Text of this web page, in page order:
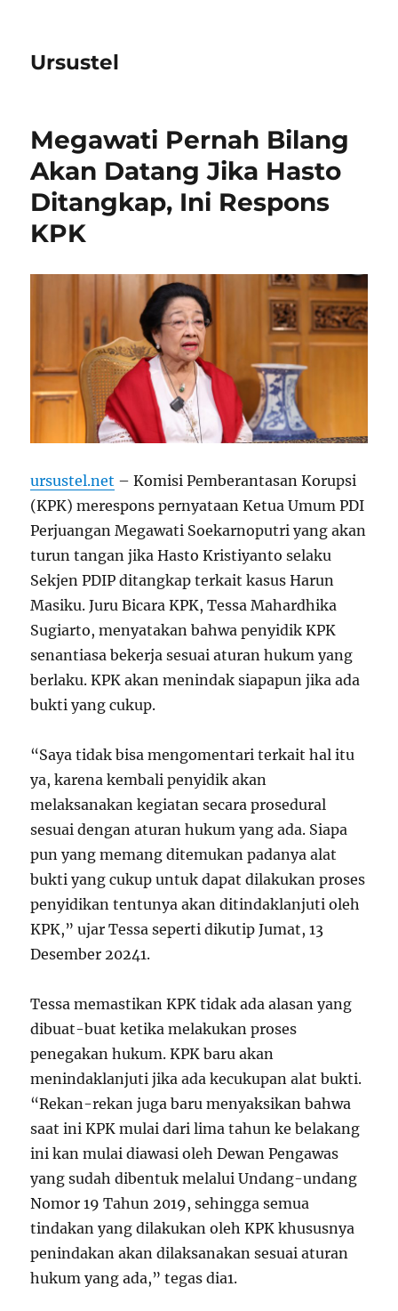
Ursustel
Megawati Pernah Bilang
Akan Datang Jika Hasto
Ditangkap, Ini Respons
KPK
ursustel.net – Komisi Pemberantasan Korupsi
(KPK) merespons pernyataan Ketua Umum PDI
Perjuangan Megawati Soekarnoputri yang akan
turun tangan jika Hasto Kristiyanto selaku
Sekjen PDIP ditangkap terkait kasus Harun
Masiku. Juru Bicara KPK, Tessa Mahardhika
Sugiarto, menyatakan bahwa penyidik KPK
senantiasa bekerja sesuai aturan hukum yang
berlaku. KPK akan menindak siapapun jika ada
bukti yang cukup.
“Saya tidak bisa mengomentari terkait hal itu
ya, karena kembali penyidik akan
melaksanakan kegiatan secara prosedural
sesuai dengan aturan hukum yang ada. Siapa
pun yang memang ditemukan padanya alat
bukti yang cukup untuk dapat dilakukan proses
penyidikan tentunya akan ditindaklanjuti oleh
KPK,” ujar Tessa seperti dikutip Jumat, 13
Desember 20241.
Tessa memastikan KPK tidak ada alasan yang
dibuat-buat ketika melakukan proses
penegakan hukum. KPK baru akan
menindaklanjuti jika ada kecukupan alat bukti.
“Rekan-rekan juga baru menyaksikan bahwa
saat ini KPK mulai dari lima tahun ke belakang
ini kan mulai diawasi oleh Dewan Pengawas
yang sudah dibentuk melalui Undang-undang
Nomor 19 Tahun 2019, sehingga semua
tindakan yang dilakukan oleh KPK khususnya
penindakan akan dilaksanakan sesuai aturan
hukum yang ada,” tegas dia1.